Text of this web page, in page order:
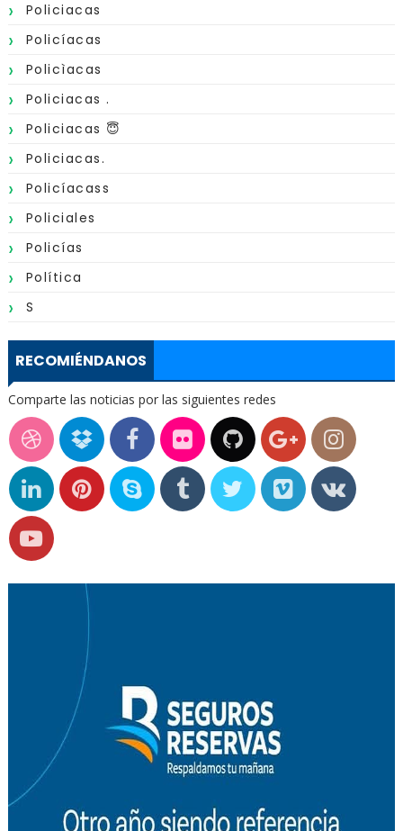
Policiacas
Policíacas
Policìacas
Policiacas .
Policiacas 😇
Policiacas.
Policíacass
Policiales
Policías
Política
S
RECOMIÉNDANOS
Comparte las noticias por las siguientes redes